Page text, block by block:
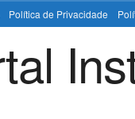
Política de Privacidade